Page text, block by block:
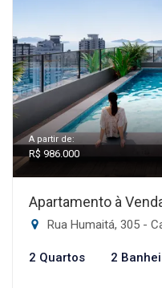
A partir de:
R$ 986.000
Apartamento à
Rua Humaitá, 305 -
2 Quartos 2